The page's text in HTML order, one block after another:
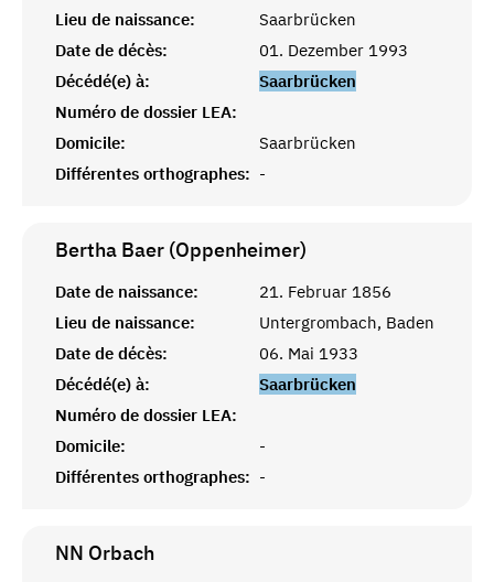
Lieu de naissance:
Saarbrücken
Date de décès:
01. Dezember 1993
Décédé(e) à:
Saarbrücken
Numéro de dossier LEA:
Domicile:
Saarbrücken
Différentes orthographes: -
Bertha Baer (Oppenheimer)
Date de naissance:
21. Februar 1856
Lieu de naissance:
Untergrombach, Baden
Date de décès:
06. Mai 1933
Décédé(e) à:
Saarbrücken
Numéro de dossier LEA:
Domicile:
-
Différentes orthographes: -
NN Orbach